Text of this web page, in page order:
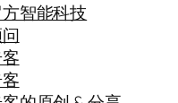
智能科技